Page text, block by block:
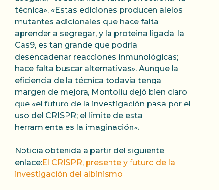
técnica». «Estas ediciones producen alelos
mutantes adicionales que hace falta
aprender a segregar, y la proteina ligada, la
Cas9, es tan grande que podría
desencadenar reacciones inmunológicas;
hace falta buscar alternativas». Aunque la
eficiencia de la técnica todavía tenga
margen de mejora, Montoliu dejó bien claro
que «el futuro de la investigación pasa por el
uso del CRISPR; el límite de esta
herramienta es la imaginación».
Noticia obtenida a partir del siguiente
enlace:El CRISPR, presente y futuro de la
investigación del albinismo